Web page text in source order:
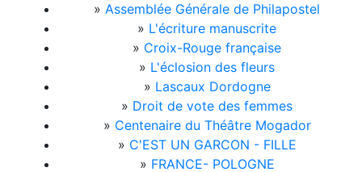
» Assemblée Générale de Philapostel
» L'écriture manuscrite
» Croix-Rouge française
» L'éclosion des fleurs
» Lascaux Dordogne
» Droit de vote des femmes
» Centenaire du Théâtre Mogador
» C'EST UN GARCON - FILLE
» FRANCE- POLOGNE